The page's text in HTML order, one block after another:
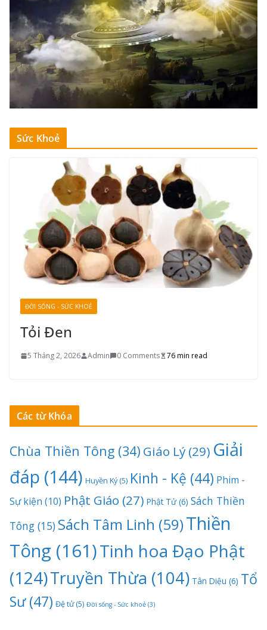
Sức Khoẻ
ĐỜI SỐNG - SỨC KHOẺ
Tỏi Đen
5 Tháng 2, 2026 Admin 0 Comments 76 min read
Các từ Khóa
Chùa Thiền Tông (34) Giáo Lý (29) Giải
đáp (144) Huyền Ký(5) Kinh - Kệ (44) Phim -
Sự kiện (10) Phật Giáo (27) Phật Tử(6) Sách Thiền
Tông (15) Sách Tâm Linh (59)Thiền
Tông (161)Tinh hoa Đạo Phật
(124)Truyền Thừa (104) Tân Diệu (6) Tổ
Sư(47) Đệ tử(5) Đời sống - Sức khoẻ (3)